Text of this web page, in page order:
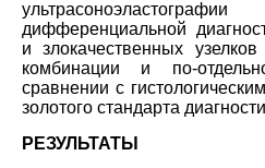
дифференциальной
и злокачественных
комбинации и по-
сравнении с
золотого стандарта
РЕЗУЛЬТАТЫ